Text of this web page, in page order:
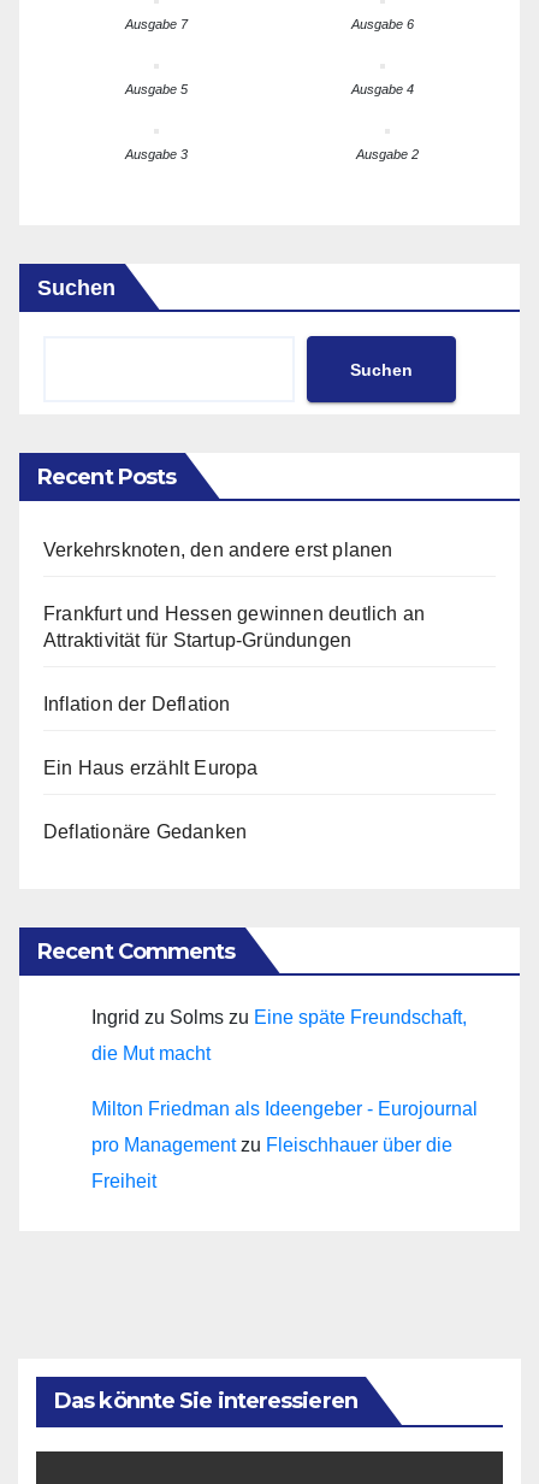
Ausgabe 7 Ausgabe 6
Ausgabe 5 Ausgabe 4
Ausgabe 3 Ausgabe 2
Suchen
Suchen
Recent Posts
Verkehrsknoten, den andere erst planen
Frankfurt und Hessen gewinnen deutlich an
Attraktivität für Startup-Gründungen
Inflation der Deflation
Ein Haus erzählt Europa
Deflationäre Gedanken
Recent Comments
Ingrid zu Solms zu Eine späte Freundschaft,
die Mut macht
Milton Friedman als Ideengeber - Eurojournal
pro Managementzu Fleischhauer über die
Freiheit
Das könnte Sie interessieren